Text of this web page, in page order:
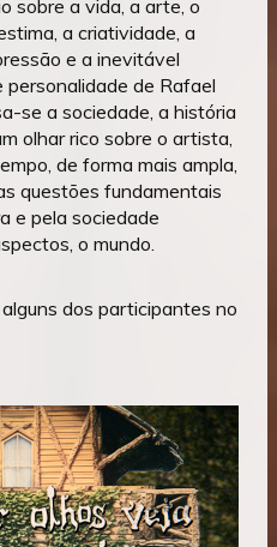
sobre a vida, a arte, o
a criatividade, a
e a inevitável
de Rafael
se a sociedade, a história
olhar rico sobre o artista,
de forma mais ampla,
questões fundamentais
e pela sociedade
o mundo.
dos participantes no